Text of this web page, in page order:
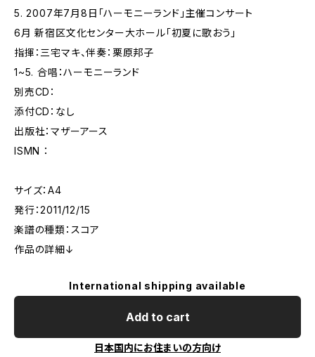
5. 2007年7月8日「ハーモニーランド」主催コンサート
6月 新宿区文化センター大ホール「初夏に歌おう」
指揮：三宅マキ、伴奏：栗原邦子
1~5. 合唱：ハーモニーランド
別売CD：
添付CD：なし
出版社：マザーアース
ISMN ：
サイズ：A4
発行：2011/12/15
楽譜の種類：スコア
作品の詳細↓
International shipping available
Add to cart
日本国内にお住まいの方向け